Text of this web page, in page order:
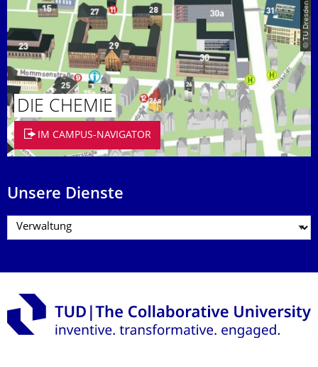
© TU Dresden
DIE CHEMIE
IM CAMPUS-NAVIGATOR
Unsere Dienste